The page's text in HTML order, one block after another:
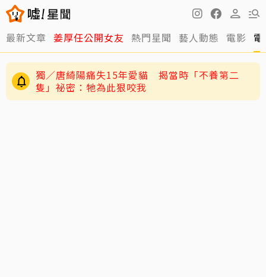
最新文章 姜厚任公開女友 熱門星聞 藝人動態 電影
獨／唐綺陽痛失15年愛貓 揭當時「不養第二
隻」祕密：牠為此狠咬我